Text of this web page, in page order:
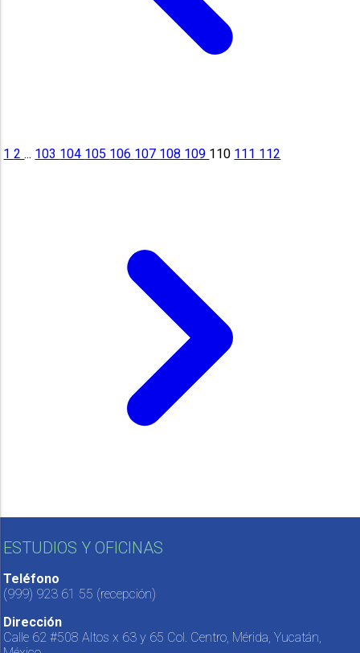
12... 103 104 105 106 107 108 109 110 111 112
ESTUDIOS Y OFICINAS
Teléfono
(999) 923 61 55 (recepción)
Dirección
Calle 62 #508 Altos x 63 y 65 Col. Centro, Mérida, Yucatán,